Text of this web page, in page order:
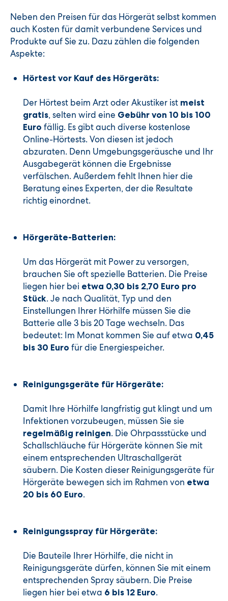
Neben den Preisen für das Hörgerät selbst kommen
auch Kosten für damit verbundene Services und
Produkte auf Sie zu. Dazu zählen die folgenden
Aspekte:
Hörtest vor Kauf des Hörgeräts:
Der Hörtest beim Arzt oder Akustiker ist meist
gratis, selten wird eine Gebühr von 10 bis 100
Euro fällig. Es gibt auch diverse kostenlose
Online-Hörtests. Von diesen ist jedoch
abzuraten. Denn Umgebungsgeräusche und Ihr
Ausgabegerät können die Ergebnisse
verfälschen. Außerdem fehlt Ihnen hier die
Beratung eines Experten, der die Resultate
richtig einordnet.
Hörgeräte-Batterien:
Um das Hörgerät mit Power zu versorgen,
brauchen Sie oft spezielle Batterien. Die Preise
liegen hier bei etwa 0,30 bis 2,70 Euro pro
Stück. Je nach Qualität, Typ und den
Einstellungen Ihrer Hörhilfe müssen Sie die
Batterie alle 3 bis 20 Tage wechseln. Das
bedeutet: Im Monat kommen Sie auf etwa 0,45
bis 30 Euro für die Energiespeicher.
Reinigungsgeräte für Hörgeräte:
Damit Ihre Hörhilfe langfristig gut klingt und um
Infektionen vorzubeugen, müssen Sie sie
regelmäßig reinigen. Die Ohrpassstücke und
Schallschläuche für Hörgeräte können Sie mit
einem entsprechenden Ultraschallgerät
säubern. Die Kosten dieser Reinigungsgeräte für
Hörgeräte bewegen sich im Rahmen von etwa
20 bis 60 Euro.
Reinigungsspray für Hörgeräte:
Die Bauteile Ihrer Hörhilfe, die nicht in
Reinigungsgeräte dürfen, können Sie mit einem
entsprechenden Spray säubern. Die Preise
liegen hier bei etwa 6 bis 12 Euro.